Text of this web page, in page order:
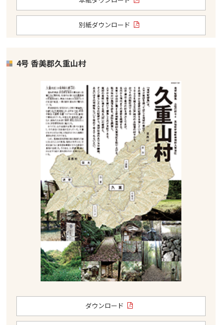
別紙ダウンロード
4号 香美郡久重山村
ダウンロード